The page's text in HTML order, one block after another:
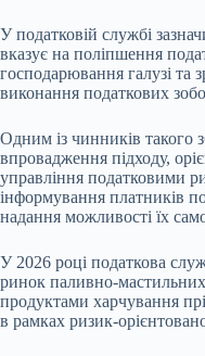
У податковій службі
вказує на поліпшення
господарювання галузі та
виконання податкових
Одним із чинників
впровадження підходу,
управління податковими
інформування платників
надання можливості їх
У 2026 році податкова
ринок паливно-мастильних
продуктами харчування
в рамках ризик-